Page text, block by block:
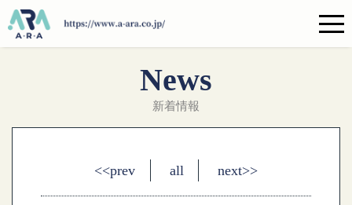
News
新着情報
<<prev all next>>